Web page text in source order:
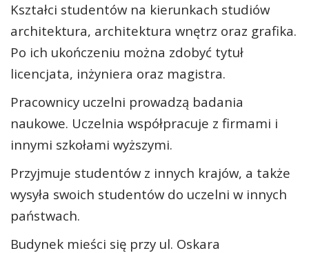
Kształci studentów na kierunkach studiów
architektura, architektura wnętrz oraz grafika.
Po ich ukończeniu można zdobyć tytuł
licencjata, inżyniera oraz magistra.
Pracownicy uczelni prowadzą badania
naukowe. Uczelnia współpracuje z firmami i
innymi szkołami wyższymi.
Przyjmuje studentów z innych krajów, a także
wysyła swoich studentów do uczelni w innych
państwach.
Budynek mieści się przy ul. Oskara